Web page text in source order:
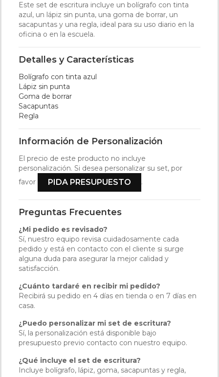
Este set de escritura incluye un bolígrafo con tinta
azul, un lápiz sin punta, una goma de borrar, un
sacapuntas y una regla, ideal para su uso diario en la
oficina o en la escuela.
Detalles y Características
Bolígrafo con tinta azul
Lápiz sin punta
Goma de borrar
Sacapuntas
Regla
Información de Personalización
El precio de este producto no incluye
personalización. Si desea personalizar su set, por
favor
PIDA PRESUPUESTO .
Preguntas Frecuentes
¿Mi pedido es revisado?
Sí, nuestro equipo revisa cuidadosamente cada
pedido y está en contacto con el cliente si surge
alguna duda para asegurar la mejor calidad y
satisfacción.
¿Cuánto tardaré en recibir mi pedido?
Recibirá su pedido en 4 días en tienda o en 7 días en
casa.
¿Puedo personalizar mi set de escritura?
Sí, la personalización está disponible bajo
presupuesto previo contacto con nuestro equipo.
¿Qué incluye el set de escritura?
Incluye bolígrafo, lápiz, goma, sacapuntas y regla,